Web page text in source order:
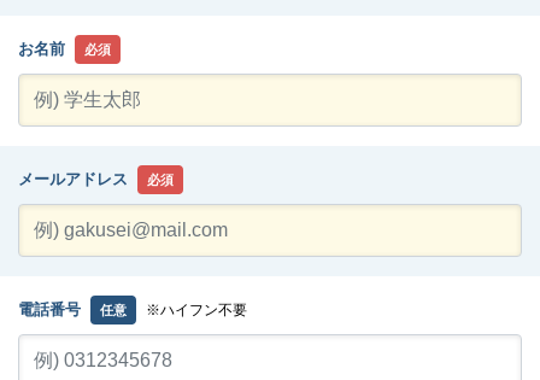
お名前 必須
メールアドレス 必須
電話番号 任意 ※ハイフン不要